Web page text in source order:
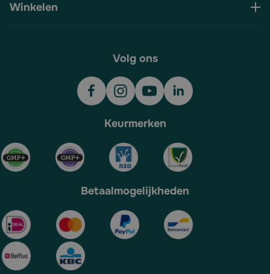
Winkelen
Volg ons
Keurmerken
Betaalmogelijkheden